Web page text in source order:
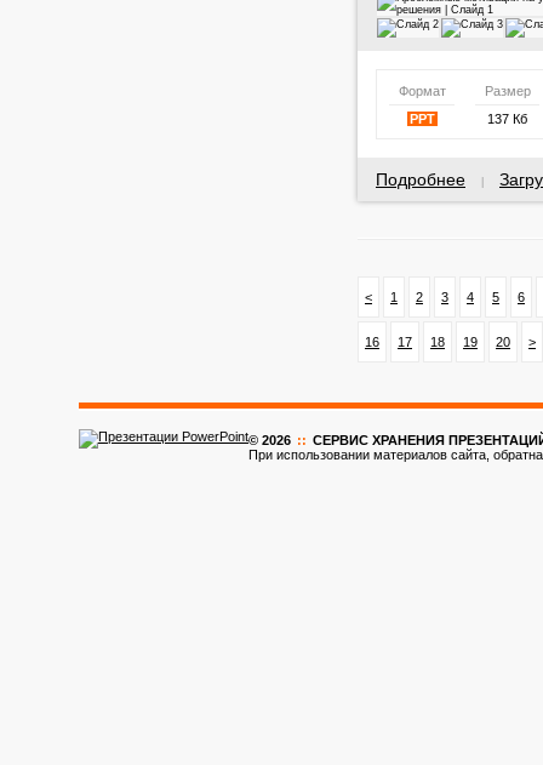
Формат
Размер
PPT
137 Кб
Подробнее
< 1 2 3 4 5 6
16 17 18 19 20 >
© 2026 :: CЕРВИС ХРАНЕНИЯ ПРЕЗЕНТАЦИЙ
При использовании материалов сайта,